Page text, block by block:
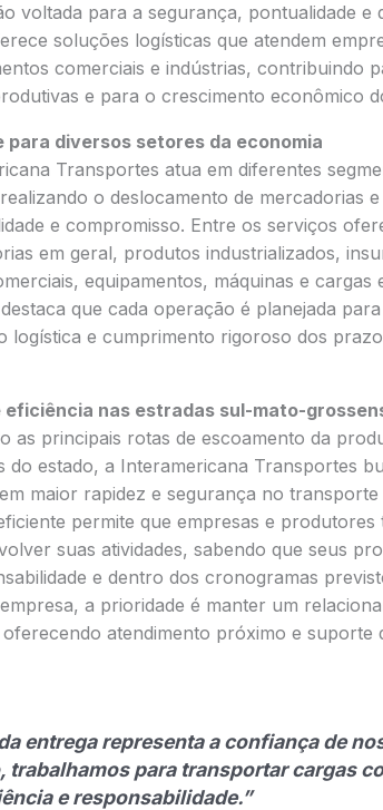
voltada para a segurança, pontualidade e
soluções logísticas que atendem
comerciais e indústrias, contribuindo
e para o crescimento econômico
para diversos setores da economia
Transportes atua em diferentes
o deslocamento de mercadorias
e compromisso. Entre os serviços
em geral, produtos industrializados,
equipamentos, máquinas e cargas
que cada operação é planejada
logística e cumprimento rigoroso dos
eficiência nas estradas sul-mato-
as principais rotas de escoamento da
do estado, a Interamericana Transportes
maior rapidez e segurança no transporte
permite que empresas e produtores
suas atividades, sabendo que seus
e dentro dos cronogramas
a prioridade é manter um
atendimento próximo e suporte
entrega representa a confiança de
trabalhamos para transportar cargas
e responsabilidade.”